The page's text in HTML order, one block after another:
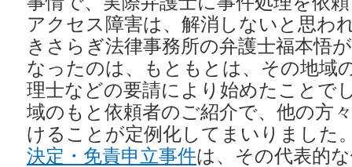
アクセス障害は、解消しないと思わ
きさらぎ法律事務所の弁護士福本悟
なったのは、もともとは、その地域
理士などの要請により始めたことで
域のもと依頼者のご紹介で、他の方
けることが定例化してまいりました
決定・免責申立事件は、その代表的